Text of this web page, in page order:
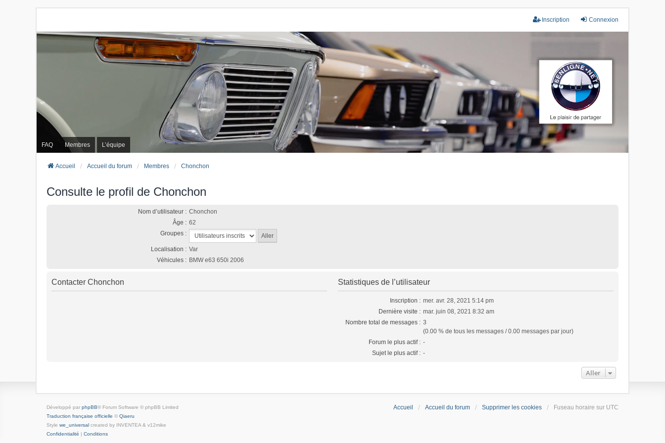
Connexion
Inscription
FAQ Membres L’équipe
Accueil Accueil du forum Membres Chonchon
Consulte le profil de Chonchon
Nom d’utilisateur : Chonchon
Âge : 62
Groupes :
Localisation : Var
Véhicules : BMW e63 650i 2006
Contacter Chonchon Statistiques de l’utilisateur
Inscription : mer. avr. 28, 2021 5:14 pm
Dernière visite : mar. juin 08, 2021 8:32 am
Nombre total de messages : 3
(0.00 % de tous les messages / 0.00 messages par jour)
Forum le plus actif : -
Sujet le plus actif : -
Aller
Accueil Accueil du forum Supprimer les cookies Fuseau horaire sur UTC
Développé par phpBB® Forum Software © phpBB Limited
Traduction française officielle © Qiaeru
Style we_universal created by INVENTEA & v12mike
Confidentialité | Conditions